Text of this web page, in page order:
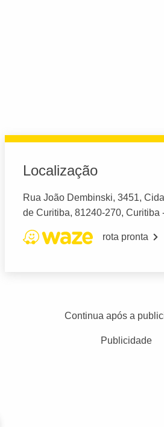
Localização
Rua João Dembinski, 3451,
de Curitiba, 81240-270, Curitiba
rota pronta
Continua após a
Publicidade